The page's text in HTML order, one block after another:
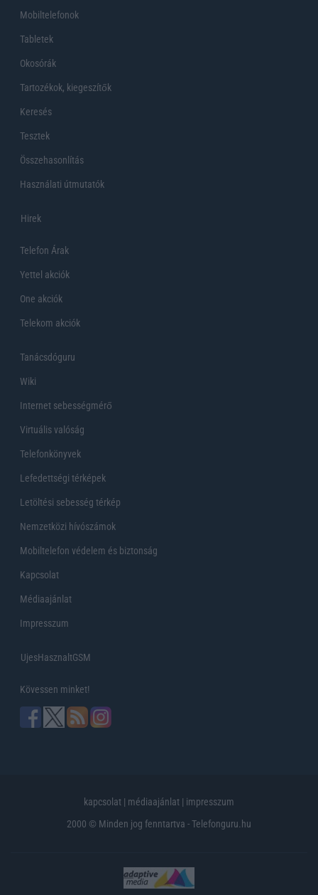
Mobiltelefonok
Tabletek
Okosórák
Tartozékok, kiegeszítők
Keresés
Tesztek
Összehasonlítás
Használati útmutatók
Hirek
Telefon Árak
Yettel akciók
One akciók
Telekom akciók
Tanácsdóguru
Wiki
Internet sebességmérő
Virtuális valóság
Telefonkönyvek
Lefedettségi térképek
Letöltési sebesség térkép
Nemzetközi hívószámok
Mobiltelefon védelem és biztonság
Kapcsolat
Médiaajánlat
Impresszum
UjesHasznaltGSM
Kövessen minket!
kapcsolat | médiaajánlat | impresszum
2000 © Minden jog fenntartva - Telefonguru.hu